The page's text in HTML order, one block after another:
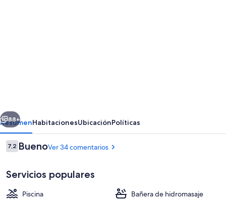
Siguiente
88+
ResumenHabitacionesUbicaciónPolíticas
Comentarios
7,27,2 de 10
BuenoVer 34 comentarios
Servicios populares
Piscina
Bañera de hidromasaje